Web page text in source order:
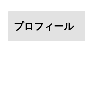
プロフィール